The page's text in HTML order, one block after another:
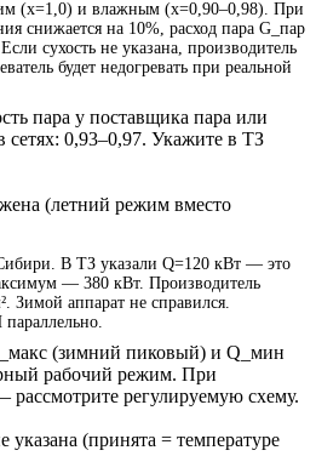
(x=1,0) и влажным (x=0,90–0,98). При
снижается на 10%, расход пара G_пар
сухость не указана, производитель
будет недогревать при реальной
пара у поставщика пара или
сетях: 0,93–0,97. Укажите в ТЗ
(летний режим вместо
В ТЗ указали Q=120 кВт — это
— 380 кВт. Производитель
Зимой аппарат не справился.
(зимний пиковый) и Q_мин
рабочий режим. При
рассмотрите регулируемую схему.
указана (принята = температуре